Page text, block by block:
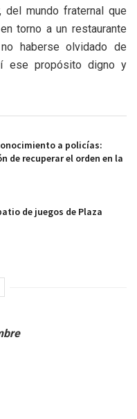
mundo fraternal que
torno a un restaurante
haberse olvidado de
ese propósito digno y
a policías:
de recuperar el orden en la
de juegos de Plaza